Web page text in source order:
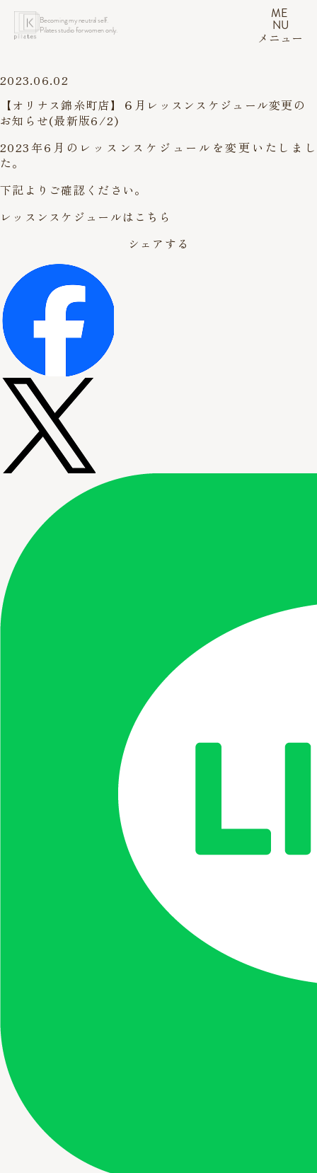
Becoming my neutral self.
Pilates studio for women only.
ME
NU
メニュー
2023.06.02
【オリナス錦糸町店】６月レッスンスケジュール変更の
お知らせ(最新版6/2)
2023年6月のレッスンスケジュールを変更いたしまし
た。
下記よりご確認ください。
レッスンスケジュールはこちら
シェアする